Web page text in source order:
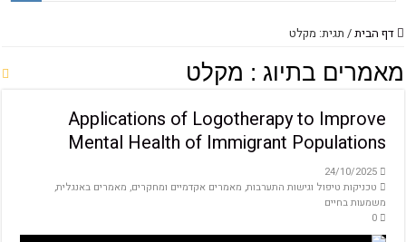
דף הבית/ תגית: מקלט
מאמרים בתיוג : מקלט
Applications of Logotherapy to Improve
Mental Health of Immigrant Populations
24/10/2025
טכניקות טיפול וגישות התערבות, מאמרים אקדמיים ומחקרים, מאמרים באנגלית,
משמעות בחיים
0